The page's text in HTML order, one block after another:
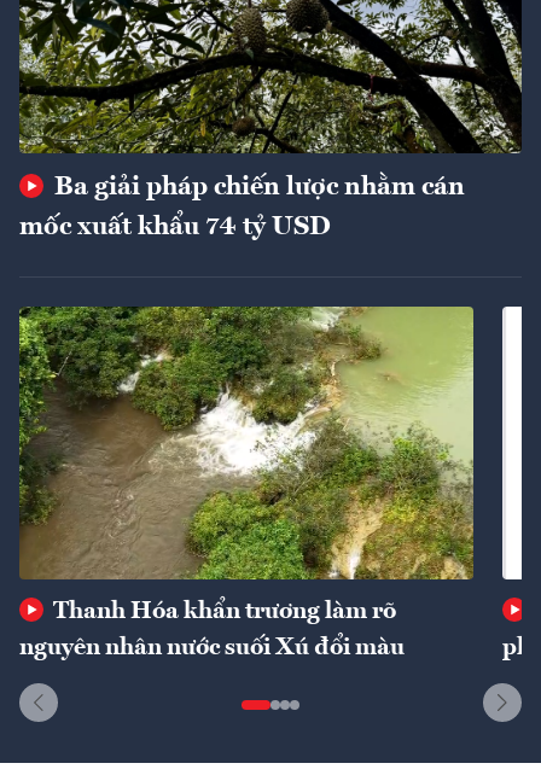
Ba giải pháp chiến lược nhằm cán
mốc xuất khẩu 74 tỷ USD
Thanh Hóa khẩn trương làm rõ
nguyên nhân nước suối Xú đổi màu
phí